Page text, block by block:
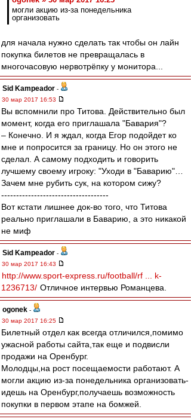
могли акцию из-за понедельника
организовать
для начала нужно сделать так чтобы он лайн
покупка билетов не превращалась в
многочасовую нервотрёпку у монитора...
Sid Kampeador -
30 мар 2017 16:53
Вы вспомнили про Титова. Действительно был
момент, когда его приглашала "Бавария"?
– Конечно. И я ждал, когда Егор подойдет ко
мне и попросится за границу. Но он этого не
сделал. А самому подходить и говорить
лучшему своему игроку: "Уходи в "Баварию"…
Зачем мне рубить сук, на котором сижу?
------------------------------------
Вот кстати лишнее док-во того, что Титова
реально приглашали в Баварию, а это никакой
не миф
Sid Kampeador -
30 мар 2017 16:43
http://www.sport-express.ru/football/rf ... k-
1236713/ Отличное интервью Романцева.
ogonek -
30 мар 2017 16:25
Билетный отдел как всегда отличился,помимо
ужасной работы сайта,так еще и подвисли
продажи на Оренбург.
Молодцы,на рост посещаемости работают. А
могли акцию из-за понедельника организовать-
идешь на Оренбург,получаешь возможность
покупки в первом этапе на бомжей.